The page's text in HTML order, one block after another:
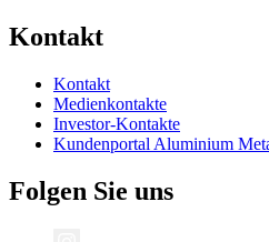
Kontakt
Kontakt
Medienkontakte
Investor-Kontakte
Kundenportal Aluminium
Folgen Sie uns